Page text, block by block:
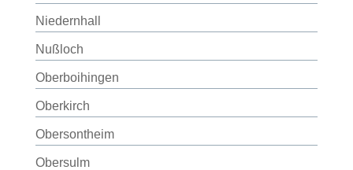
Niedernhall
Nußloch
Oberboihingen
Oberkirch
Obersontheim
Obersulm